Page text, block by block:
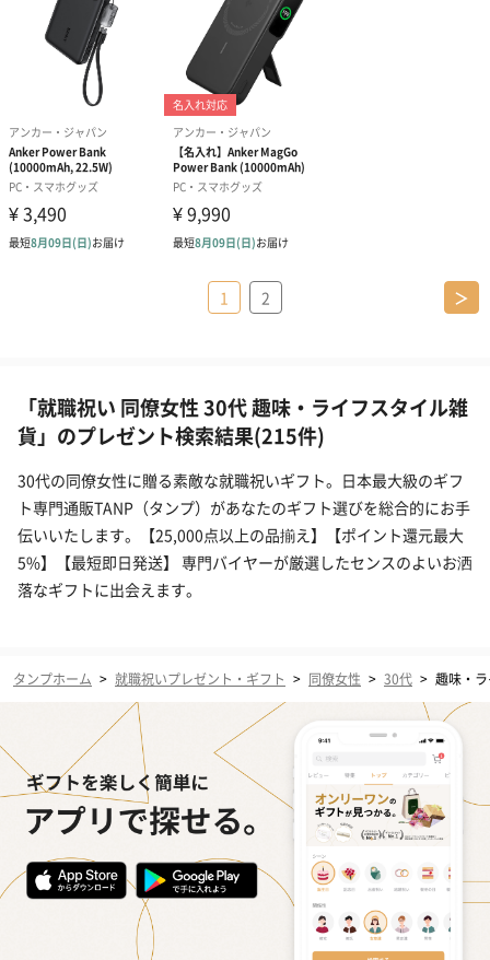
1 2 ＞
「就職祝い 同僚女性 30代 趣味・ライフスタイル雑
貨」のプレゼント検索結果(215件)
30代の同僚女性に贈る素敵な就職祝いギフト。日本最大級のギフ
ト専門通販TANP（タンプ）があなたのギフト選びを総合的にお手
伝いいたします。【25,000点以上の品揃え】【ポイント還元最大
5%】【最短即日発送】 専門バイヤーが厳選したセンスのよいお洒
落なギフトに出会えます。
タンプホーム > 就職祝いプレゼント・ギフト > 同僚女性 > 30代 > 趣味・